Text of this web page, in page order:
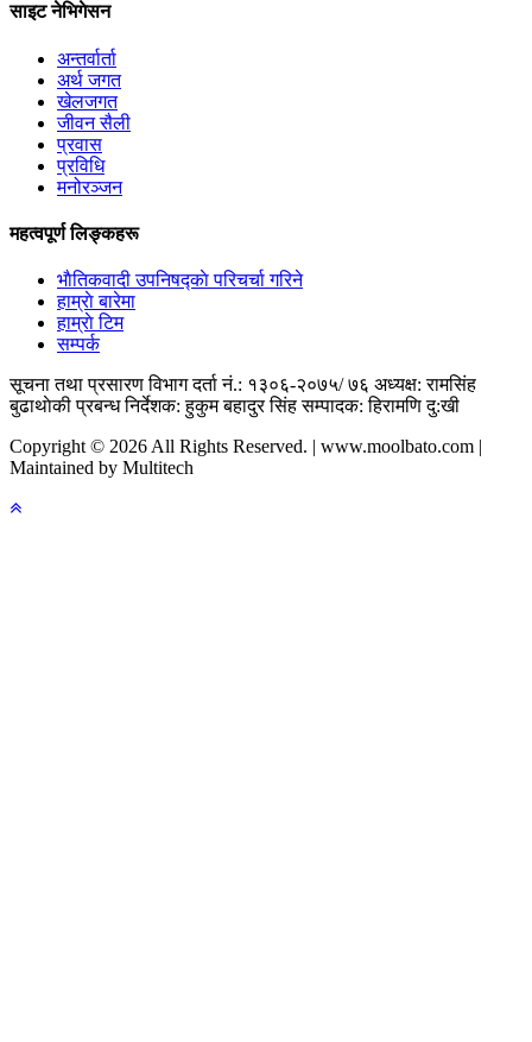
साइट नेभिगेसन
अन्तर्वार्ता
अर्थ जगत
खेलजगत
जीवन सैली
प्रवास
प्रविधि
मनोरञ्जन
महत्वपूर्ण लिङ्कहरू
भाैतिकवादी उपनिषद्काे परिचर्चा गरिने
हाम्राे बारेमा
हाम्राे टिम
सम्पर्क
सूचना तथा प्रसारण विभाग दर्ता नं.: १३०६-२०७५/ ७६ अध्यक्ष: रामसिंह
बुढाथाेकी प्रबन्ध निर्देशक: हुकुम बहादुर सिंह सम्पादक: हिरामणि दु:खी
Copyright © 2026 All Rights Reserved. | www.moolbato.com |
Maintained by Multitech